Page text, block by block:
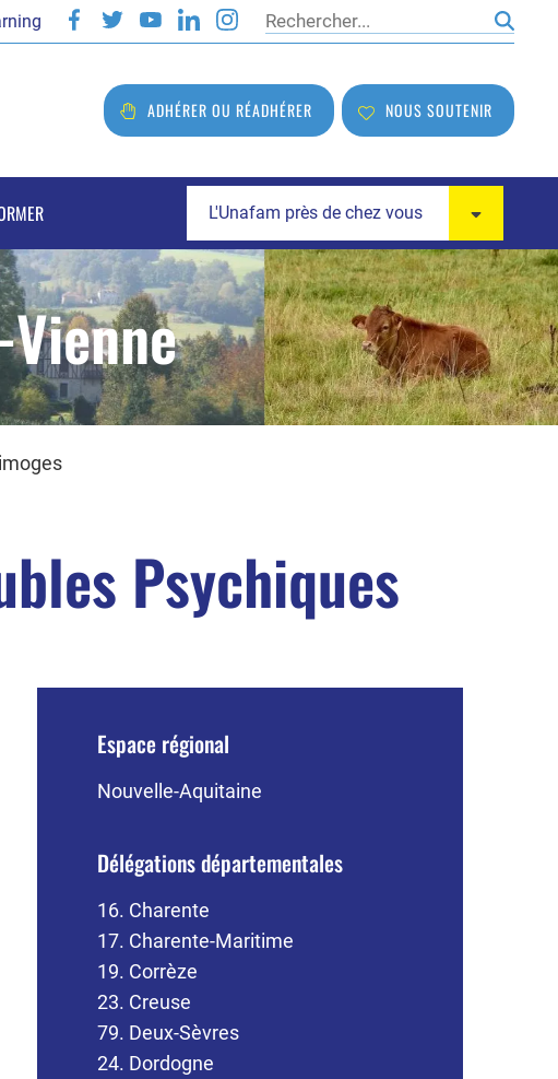
Rechercher
ADHÉRER OU RÉADHÉRER NOUS SOUTENIR
L'Unafam près de chez vous
Psychiques
Espace régional
Nouvelle-Aquitaine
Délégations départementales
16. Charente
17. Charente-Maritime
19. Corrèze
23. Creuse
79. Deux-Sèvres
24. Dordogne